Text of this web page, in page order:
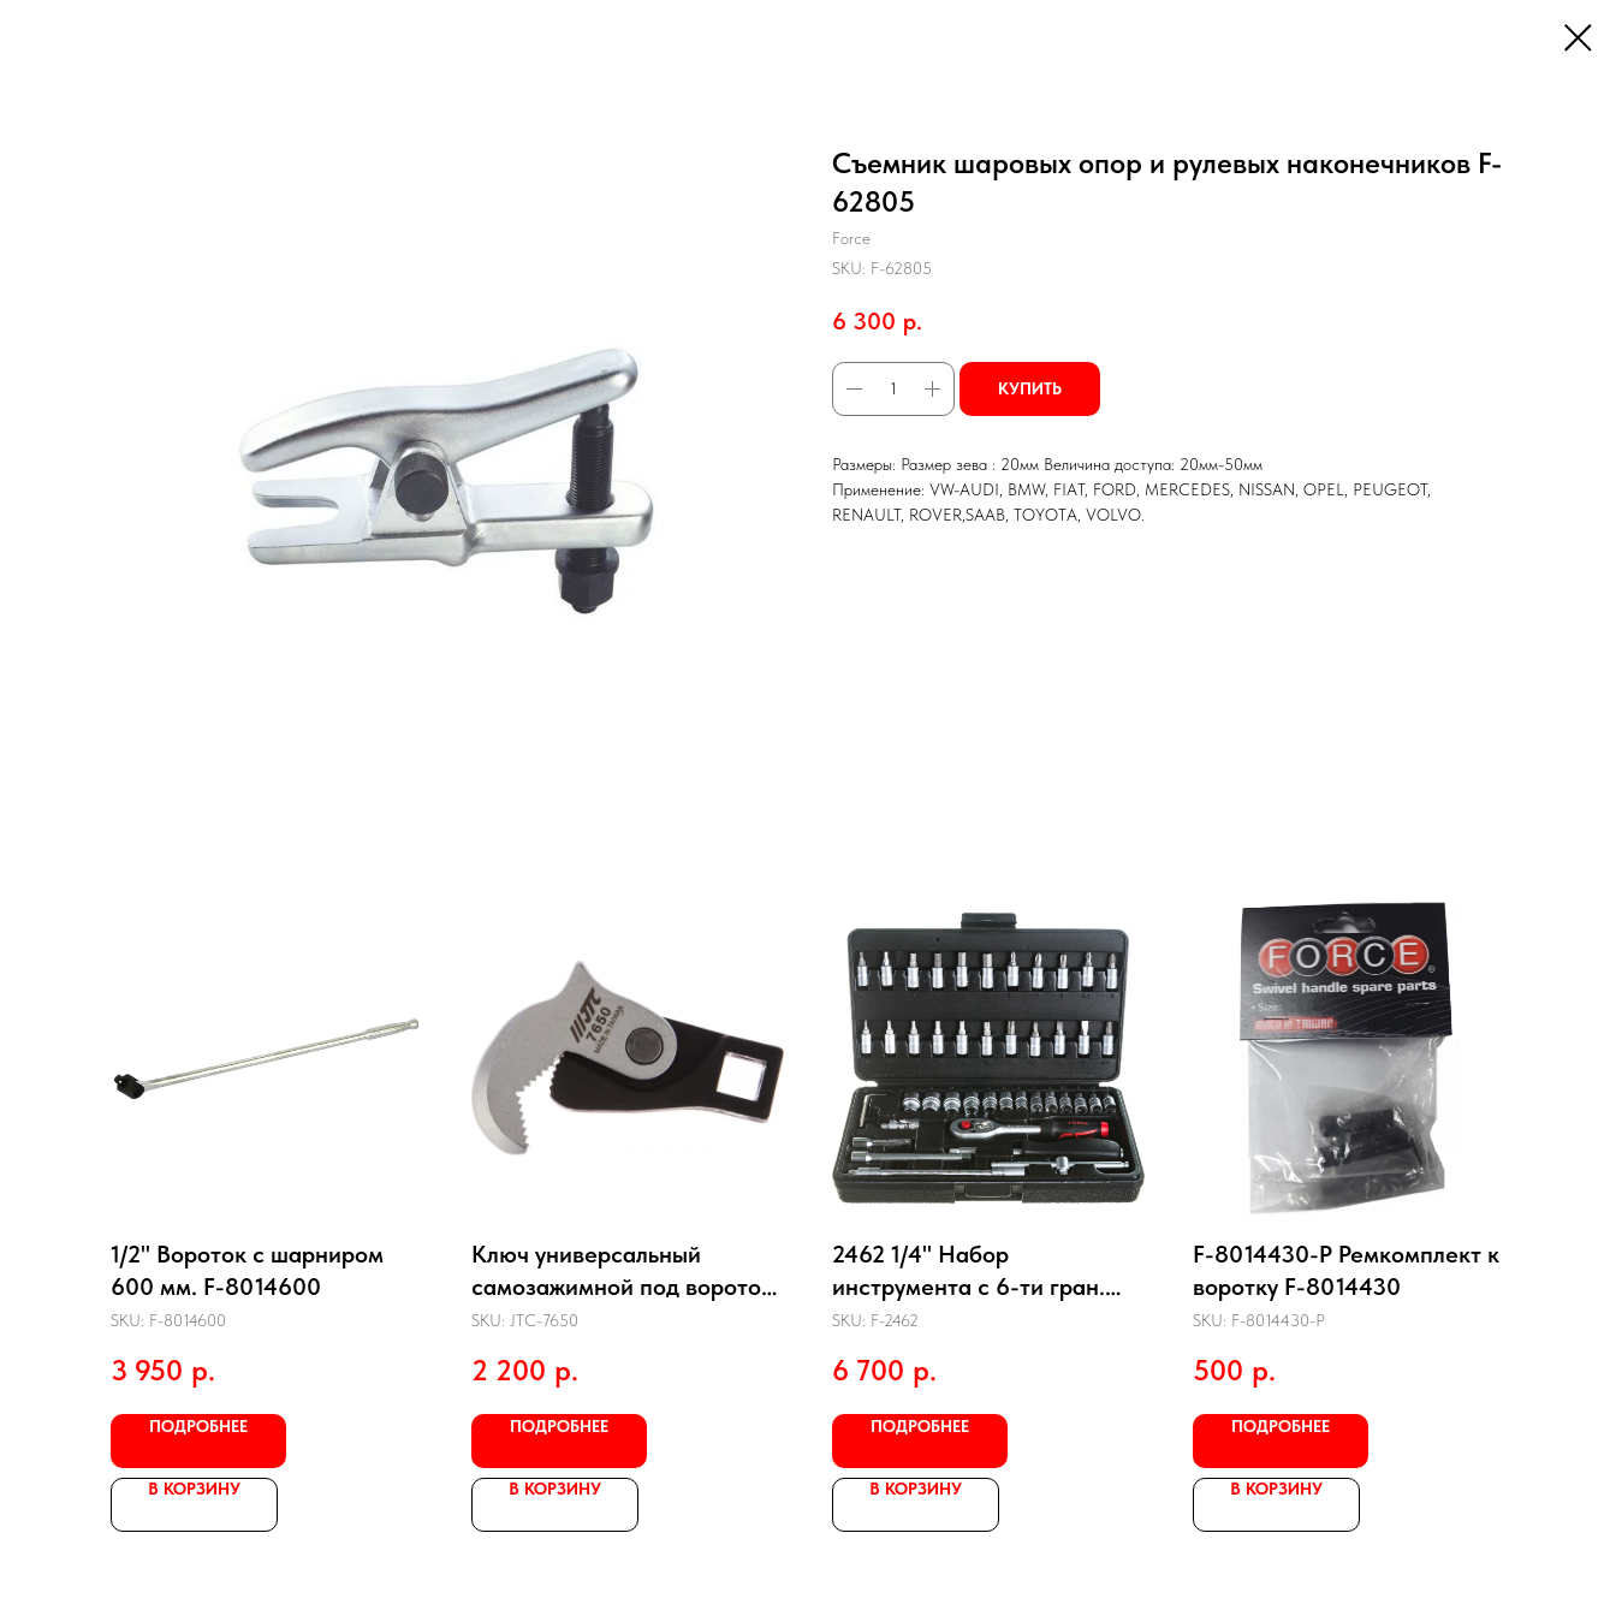
Съемник шаровых опор и рулевых наконечников F-
62805
Force
SKU: F-62805
6 300 р.
КУПИТЬ
Размеры: Размер зева : 20мм Величина доступа: 20мм-50мм
Применение: VW-AUDI, BMW, FIAT, FORD, MERCEDES, NISSAN, OPEL, PEUGEOT,
RENAULT, ROVER,SAAB, TOYOTA, VOLVO.
1/2" Вороток с шарниром
600 мм. F-8014600
SKU: F-8014600
3 950 р.
ПОДРОБНЕЕ
В КОРЗИНУ
Ключ универсальный
самозажимной под вороток
1/2" JTC-7650
SKU: JTC-7650
2 200 р.
ПОДРОБНЕЕ
В КОРЗИНУ
2462 1/4" Набор
инструмента с 6-ти гран.
головками 46пр.
SKU: F-2462
6 700 р.
ПОДРОБНЕЕ
В КОРЗИНУ
F-8014430-P Ремкомплект к
воротку F-8014430
SKU: F-8014430-P
500 р.
ПОДРОБНЕЕ
В КОРЗИНУ